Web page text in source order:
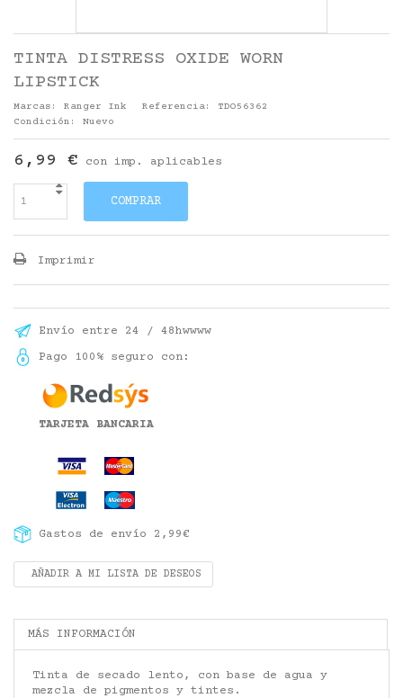
TINTA DISTRESS OXIDE WORN
LIPSTICK
Marcas: Ranger Ink Referencia:
TDO56362
Condición:
Nuevo
6,99 € con imp. aplicables
COMPRAR
Imprimir
Envío entre 24 / 48hwwww
Pago 100% seguro con:
TARJETA BANCARIA
Gastos de envío 2,99€
AÑADIR A MI LISTA DE DESEOS
MÁS INFORMACIÓN
Tinta de secado lento, con base de agua y
mezcla de pigmentos y tintes.